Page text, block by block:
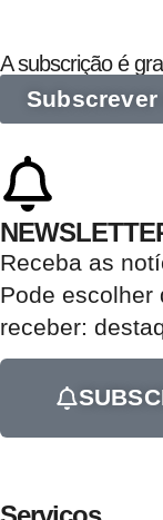
A subscrição é
Subscrever
Receba as
Pode escolher
receber: